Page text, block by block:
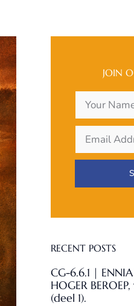
JOIN
RECENT POSTS
CG-6.6.1 | ENNIA
HOGER
(deel 1).